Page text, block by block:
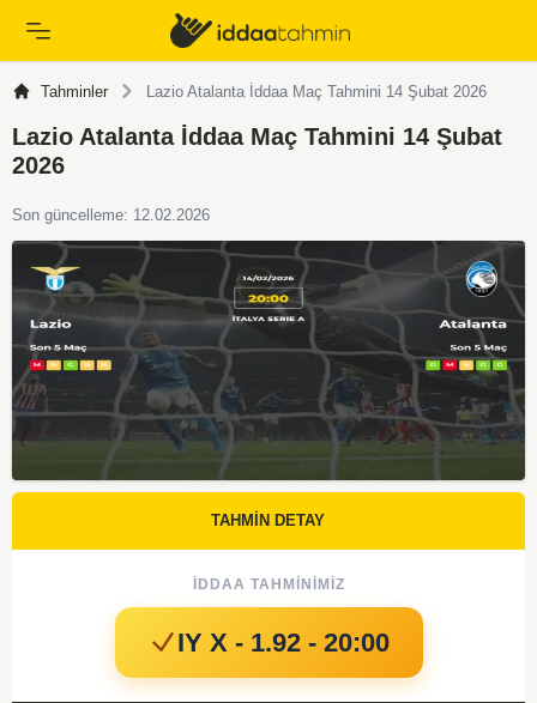
Tahminler Lazio Atalanta İddaa Maç Tahmini 14 Şubat 2026
Lazio Atalanta İddaa Maç Tahmini 14 Şubat
2026
Son güncelleme: 12.02.2026
TAHMİN DETAY
İDDAA TAHMINIMIZ
IY X - 1.92 - 20:00